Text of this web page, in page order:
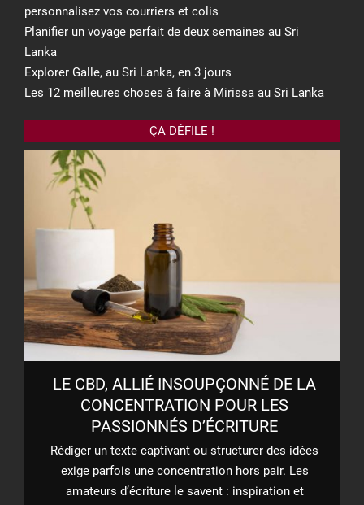
personnalisez vos courriers et colis
Planifier un voyage parfait de deux semaines au Sri
Lanka
Explorer Galle, au Sri Lanka, en 3 jours
Les 12 meilleures choses à faire à Mirissa au Sri Lanka
ÇA DÉFILE !
LE CBD, ALLIÉ INSOUPÇONNÉ DE LA
CONCENTRATION POUR LES
PASSIONNÉS D’ÉCRITURE
Rédiger un texte captivant ou structurer des idées
exige parfois une concentration hors pair. Les
amateurs d’écriture le savent : inspiration et